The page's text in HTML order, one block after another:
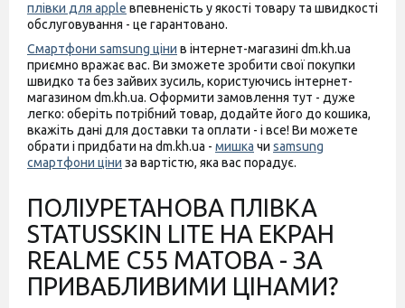
плівки для apple впевненість у якості товару та швидкості
обслуговування - це гарантовано.
Смартфони samsung ціни в інтернет-магазині dm.kh.ua
приємно вражає вас. Ви зможете зробити свої покупки
швидко та без зайвих зусиль, користуючись інтернет-
магазином dm.kh.ua. Оформити замовлення тут - дуже
легко: оберіть потрібний товар, додайте його до кошика,
вкажіть дані для доставки та оплати - і все! Ви можете
обрати і придбати на dm.kh.ua - мишка чи samsung
смартфони ціни за вартістю, яка вас порадує.
ПОЛІУРЕТАНОВА ПЛІВКА
STATUSSKIN LITE НА ЕКРАН
REALME C55 МАТОВА - ЗА
ПРИВАБЛИВИМИ ЦІНАМИ?